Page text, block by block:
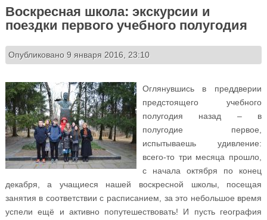
Воскресная школа: экскурсии и
поездки первого учебного полугодия
Опубликовано 9 января 2016, 23:10
Оглянувшись в преддверии
предстоящего учебного
полугодия назад – в
полугодие первое,
испытываешь удивление:
всего-то три месяца прошло,
с начала октября по конец
декабря, а учащиеся нашей воскресной школы, посещая
занятия в соответствии с расписанием, за это небольшое время
успели ещё и активно попутешествовать! И пусть география